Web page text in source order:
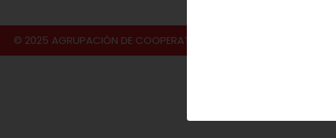
© 2025 AGRUPACIÓN DE COOPERATIVAS VALLE DEL JERTE S.COOP